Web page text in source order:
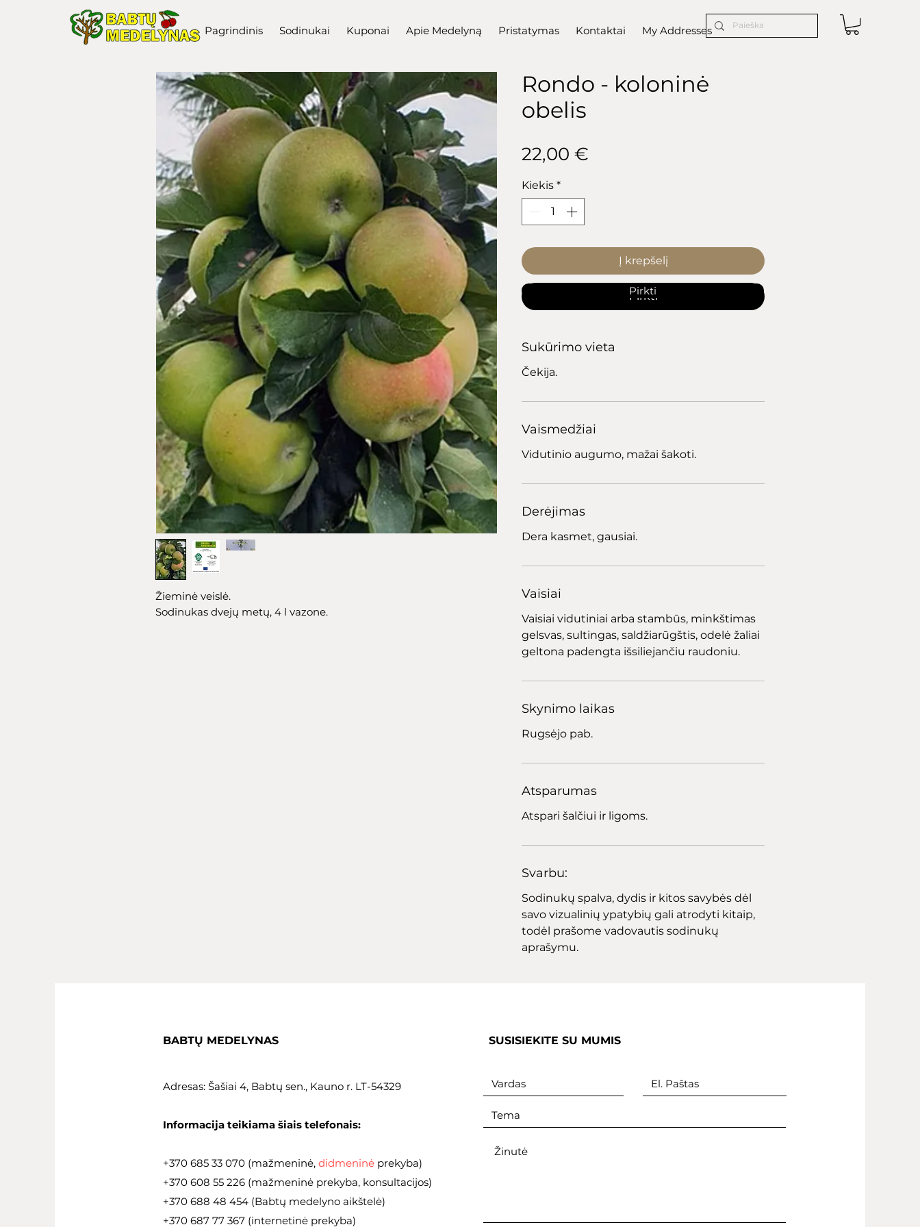
Pagrindinis Sodinukai Kuponai Apie Medelyną Pristatymas Kontaktai My Addresses
Žieminė veislė.
Sodinukas dvejų metų, 4 l vazone.
Rondo - koloninė
obelis
22,00 €
Kiekis *
Į krepšelį
Pirkti
Sukūrimo vieta
Čekija.
Vaismedžiai
Vidutinio augumo, mažai šakoti.
Derėjimas
Dera kasmet, gausiai.
Vaisiai
Vaisiai vidutiniai arba stambūs, minkštimas
gelsvas, sultingas, saldžiarūgštis, odelė žaliai
geltona padengta išsiliejančiu raudoniu.
Skynimo laikas
Rugsėjo pab.
Atsparumas
Atspari šalčiui ir ligoms.
Svarbu:
Sodinukų spalva, dydis ir kitos savybės dėl
savo vizualinių ypatybių gali atrodyti kitaip,
todėl prašome vadovautis sodinukų
aprašymu.
Pirkti
BABTŲ MEDELYNAS SUSISIEKITE SU MUMIS
Adresas: Šašiai 4, Babtų sen., Kauno r. LT-54329
Informacija teikiama šiais telefonais:
+370 685 33 070 (mažmeninė, didmeninė prekyba)
+370 608 55 226 (mažmeninė prekyba, konsultacijos)
+370 688 48 454 (Babtų medelyno aikštelė)
+370 687 77 367 (internetinė prekyba)